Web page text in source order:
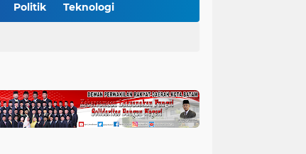
Polres Pelalawan Bongkar Jaringan Peredaran Sabu di Langgam, Tiga Tersangka Dibekuk Berantai
Politik Teknologi